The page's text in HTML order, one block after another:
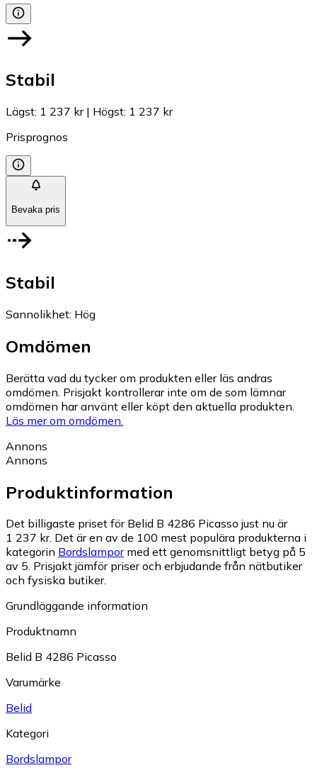
Stabil
Lägst: 1 237 kr| Högst: 1 237 kr
Prisprognos
Bevaka pris
Stabil
Sannolikhet: Hög
Omdömen
Berätta vad du tycker om produkten eller läs andras
omdömen. Prisjakt kontrollerar inte om de som lämnar
omdömen har använt eller köpt den aktuella produkten.
Läs mer om omdömen.
Annons
Annons
Produktinformation
Det billigaste priset för Belid B 4286 Picasso just nu är
1 237 kr. Det är en av de 100 mest populära produkterna i
kategorin Bordslampormed ett genomsnittligt betyg på 5
av 5. Prisjakt jämför priser och erbjudande från nätbutiker
och fysiska butiker.
Grundläggande information
Produktnamn
Belid B 4286 Picasso
Varumärke
Belid
Kategori
Bordslampor